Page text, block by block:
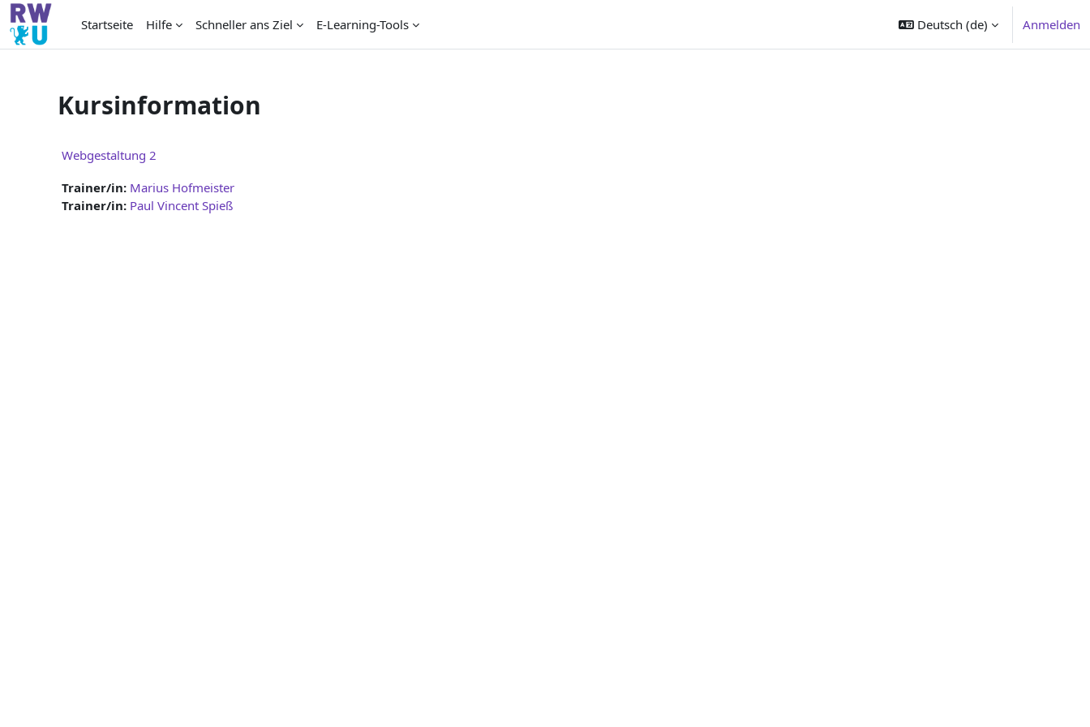
Zum Hauptinhalt
Startseite
Hilfe Schneller ans Ziel E-Learning-Tools Deutsch ‎(de)‎ Anmelden
Kursinformation
Webgestaltung 2
Trainer/in: Marius Hofmeister
Trainer/in: Paul Vincent Spieß